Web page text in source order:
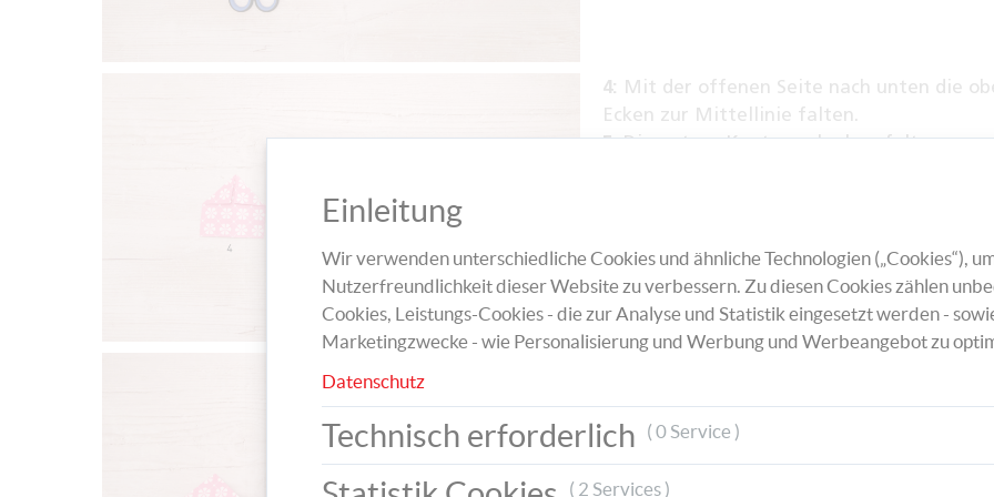
4: Mit der offenen Seite nach unten die
Ecken zur Mittellinie falten.
5:Die untere Kante nach oben falten.
Nun ist in der Mitte ein Schlitz sichtbar.
10: Werkstück so drehen, dass der Schlitz
oben zeigt.
Einleitung
Wir verwenden unterschiedliche Cookies und ähnliche Technologien („Cookies“),
Nutzerfreundlichkeit dieser Website zu verbessern. Zu diesen Cookies zählen
Cookies, Leistungs-Cookies - die zur Analyse und Statistik eingesetzt werden -
Marketingzwecke - wie Personalisierung und Werbung und Werbeangebot zu
Datenschutz
Technisch erforderlich ( 0 Service )
( 2 Services )